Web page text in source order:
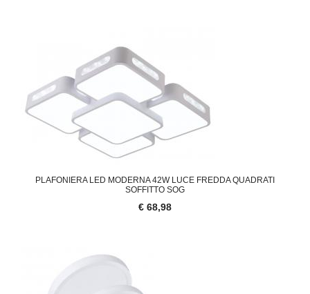
PLAFONIERA LED MODERNA 42W LUCE FREDDA QUADRATI
SOFFITTO SOG
€ 68,98